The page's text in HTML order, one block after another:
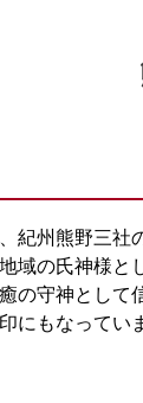
紀州熊野三社
域の氏神様と
の守神として
にもなってい